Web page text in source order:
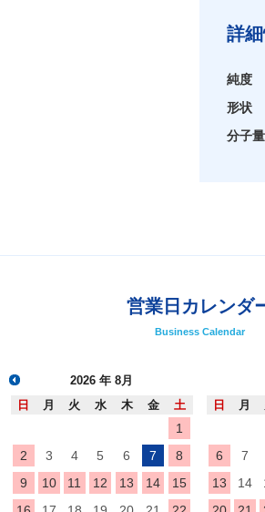
詳
純度
形状
分子量
営業日カレンダ
Business Calendar
2026 年 8月
日
月 火 水 木 金 土
1
2
3 4 5 6 7
8
9
10 11 12 13 14
15
日
月
6
7
13
14